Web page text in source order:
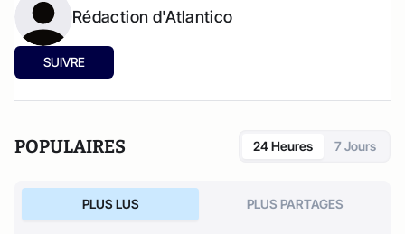
Rédaction d'Atlantico
SUIVRE
POPULAIRES 24 Heures 7 Jours
PLUS LUS PLUS PARTAGES